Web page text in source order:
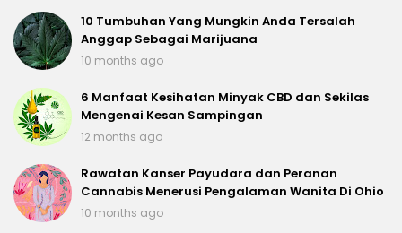
10 Tumbuhan Yang Mungkin Anda Tersalah
Anggap Sebagai Marijuana
10 months ago
6 Manfaat Kesihatan Minyak CBD dan Sekilas
Mengenai Kesan Sampingan
12 months ago
Rawatan Kanser Payudara dan Peranan
Cannabis Menerusi Pengalaman Wanita Di Ohio
10 months ago